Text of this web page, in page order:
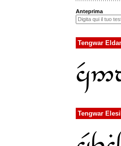
Anteprima
Tengwar
Tengwar Elesil